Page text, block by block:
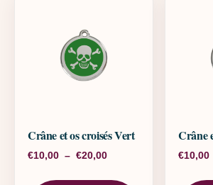
Crâne et os croisés Vert
€10,00 – €20,00Plage de prix : €10,00
Ce produit a
Crâne
€10,00